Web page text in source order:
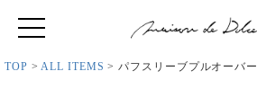
TOP ALL ITEMS パフスリーブプルオーバー